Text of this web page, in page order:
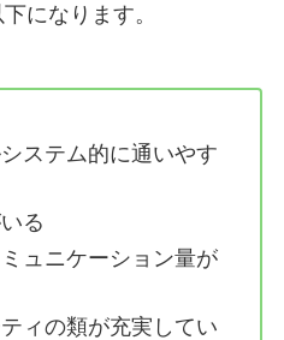
になります。
ステム的に通いやす
る
ュニケーション量が
ィの類が充実してい